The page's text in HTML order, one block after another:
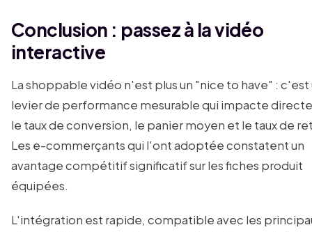
Conclusion : passez à la vidéo
interactive
La shoppable vidéo n'est plus un "nice to have" : c'est
levier de performance mesurable qui impacte
le taux de conversion, le panier moyen et le taux de
Les e-commerçants qui l'ont adoptée constatent un
avantage compétitif significatif sur les fiches produit
équipées.
L'intégration est rapide, compatible avec les